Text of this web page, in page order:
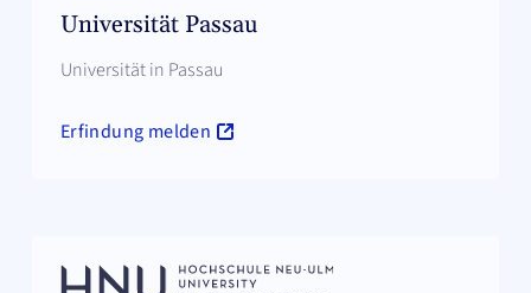
Universität Passau
Universität in Passau
Erfindung melden